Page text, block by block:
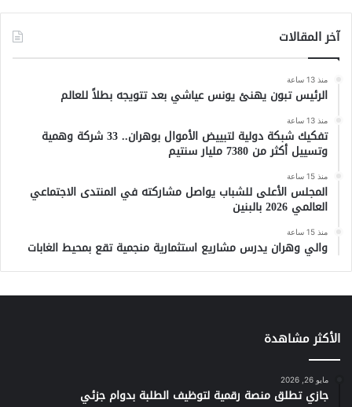
آخر المقالات
منذ 13 ساعة
الرئيس تبون يهنئ يونس عياشي بعد تتويجه بطلاً للعالم
منذ 13 ساعة
تفكيك شبكة دولية لتبييض الأموال بوهران.. 33 شركة وهمية
وتسييل أكثر من 7380 مليار سنتيم
منذ 15 ساعة
المجلس الأعلى للشباب يواصل مشاركته في المنتدى الاجتماعي
العالمي 2026 بالبنين
منذ 15 ساعة
والي وهران يدرس مشاريع استثمارية منجمية تقع بمحيط الغابات
الأكثر مشاهدة
مايو 26, 2026
جازي تطلق منصة رقمية لتوظيف الطلبة بدوام جزئي